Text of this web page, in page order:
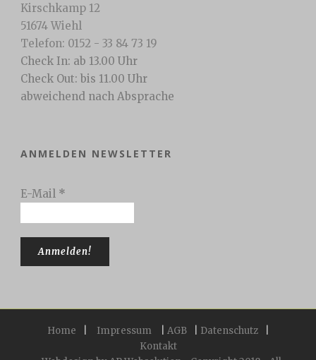
Kirschkamp 12
51674 Wiehl
Telefon: 0152 - 33 84 73 19
Check In: ab 13.00 Uhr
Check Out: bis 11.00 Uhr
abweichend nach Absprache
ANMELDEN NEWSLETTER
E-Mail *
Home Impressum AGB Datenschutz
Kontakt